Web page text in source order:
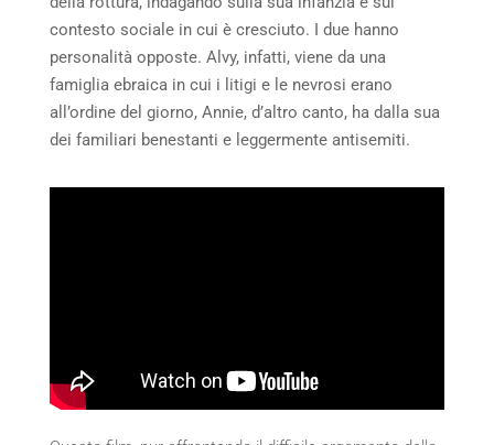
contesto sociale in cui è cresciuto. I due hanno
personalità opposte. Alvy, infatti, viene da una
famiglia ebraica in cui i litigi e le nevrosi erano
all’ordine del giorno, Annie, d’altro canto, ha dalla sua
dei familiari benestanti e leggermente antisemiti.